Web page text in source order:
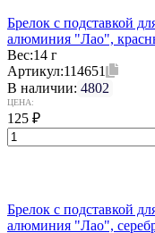
Брелок с подставкой
алюминия "Лао",
Вес:14 г
Артикул:114651
В наличии: 4802
ЦЕНА:
125 ₽
Брелок с подставкой
алюминия "Лао",